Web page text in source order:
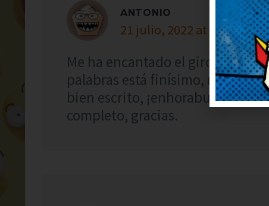
ANTONIO
21 julio, 2022 at 5:24
Me ha encantado el giro final,
palabras está finísimo, me ha
bien escrito, ¡enhorabuena! Me
completo, gracias.